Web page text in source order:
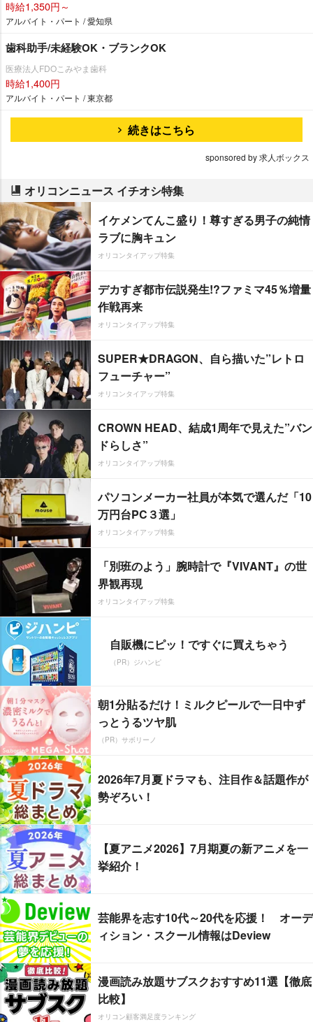
時給1,350円～
アルバイト・パート / 愛知県
歯科助手/未経験OK・ブランクOK
医療法人FDOこみやま歯科
時給1,400円
アルバイト・パート / 東京都
続きはこちら
sponsored by 求人ボックス
オリコンニュース イチオシ特集
イケメンてんこ盛り！尊すぎる男子の純情
ラブに胸キュン
オリコンタイアップ特集
デカすぎ都市伝説発生!?ファミマ45％増量
作戦再来
オリコンタイアップ特集
SUPER★DRAGON、自ら描いた”レトロ
フューチャー”
オリコンタイアップ特集
CROWN HEAD、結成1周年で見えた”バン
ドらしさ”
オリコンタイアップ特集
パソコンメーカー社員が本気で選んだ「10
万円台PC３選」
オリコンタイアップ特集
「別班のよう」腕時計で『VIVANT』の世
界観再現
オリコンタイアップ特集
自販機にピッ！ですぐに買えちゃう
（PR）ジハンピ
朝1分貼るだけ！ミルクピールで一日中ず
っとうるツヤ肌
（PR）サボリーノ
2026年7月夏ドラマも、注目作＆話題作が
勢ぞろい！
【夏アニメ2026】7月期夏の新アニメを一
挙紹介！
芸能界を志す10代～20代を応援！ オーデ
ィション・スクール情報はDeview
漫画読み放題サブスクおすすめ11選【徹底
比較】
オリコン顧客満足度ランキング